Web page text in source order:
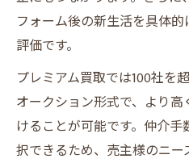
田島で成功するプ
複数社査定とだん
高額売却を実現す
プレミアム不動産
ット
フォーム後の新生活を具体
評価です。
プレミアム買取では100社を
オークション形式で、より
けることが可能です。仲介
択できるため、売主様のニ